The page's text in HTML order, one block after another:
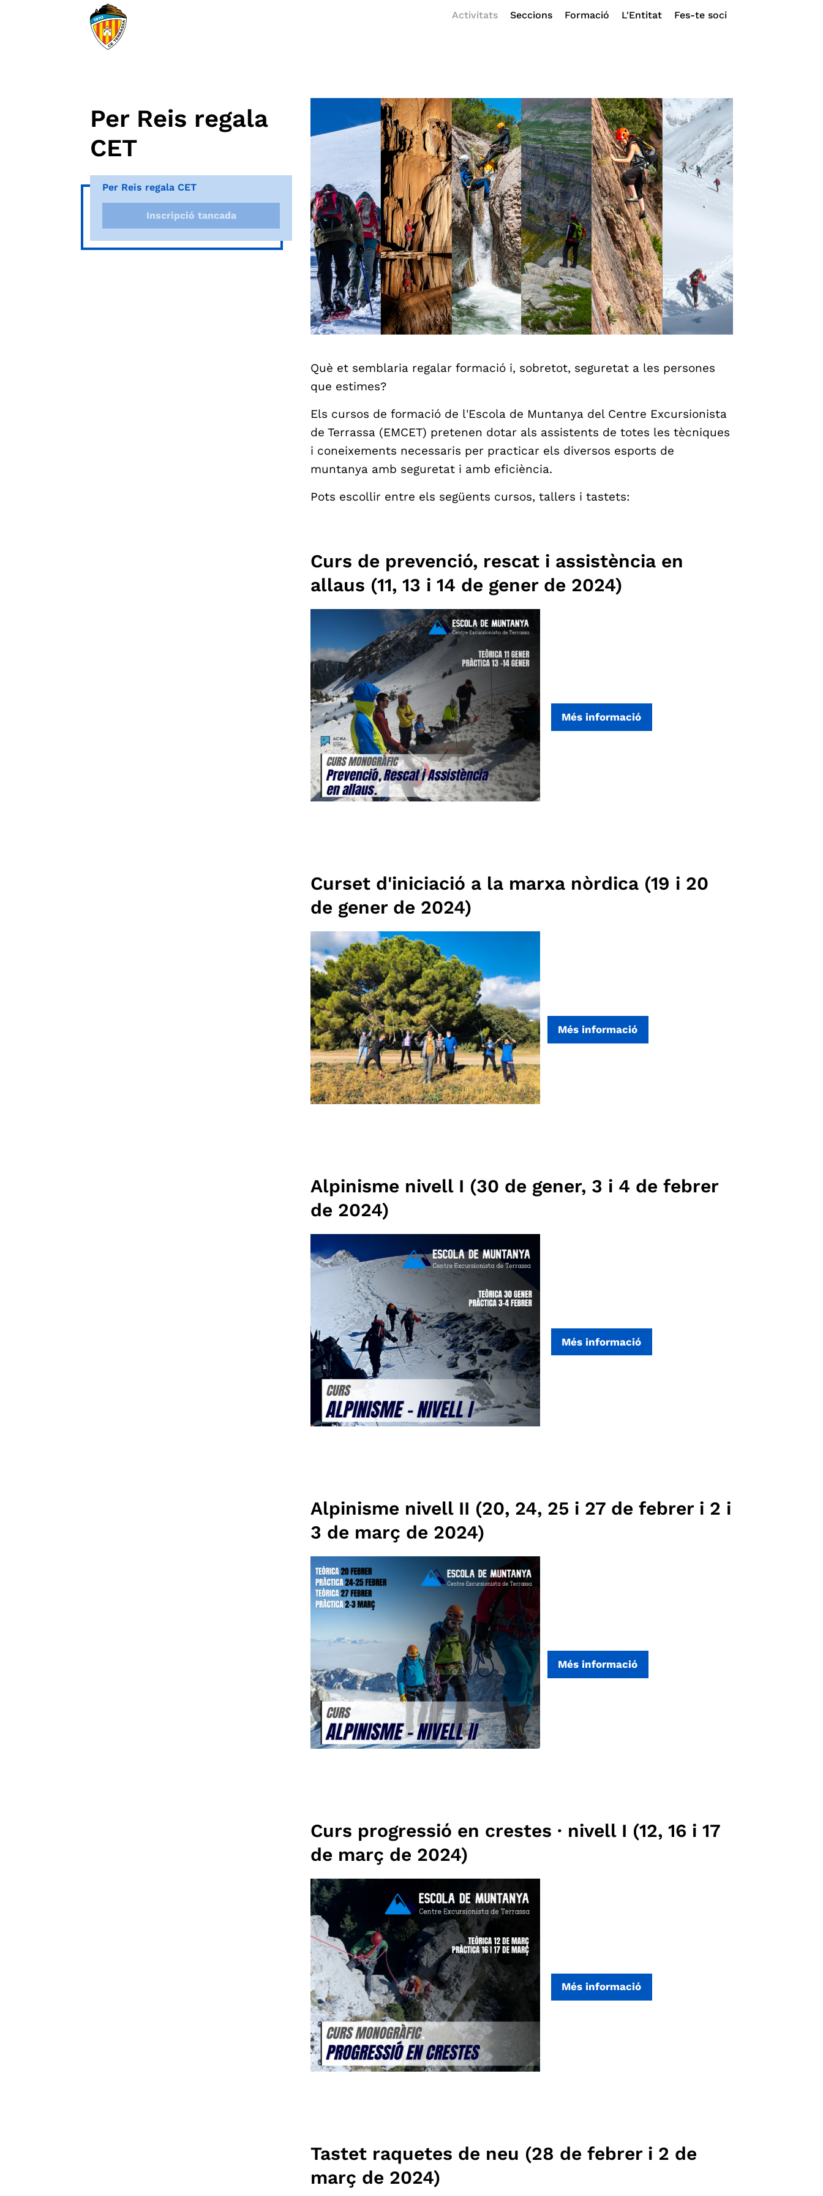
Activitats Seccions Formació L'Entitat Fes-te soci
Per Reis regala
CET
Per Reis regala CET
Inscripció tancada
Què et semblaria regalar formació i, sobretot, seguretat a les persones
que estimes?
Els cursos de formació de l'Escola de Muntanya del Centre Excursionista
de Terrassa (EMCET) pretenen dotar als assistents de totes les tècniques
i coneixements necessaris per practicar els diversos esports de
muntanya amb seguretat i amb eficiència.
Pots escollir entre els següents cursos, tallers i tastets:
Curs de prevenció, rescat i assistència en
allaus (11, 13 i 14 de gener de 2024)
Més informació
Curset d'iniciació a la marxa nòrdica (19 i 20
de gener de 2024)
Més informació
Alpinisme nivell I (30 de gener, 3 i 4 de febrer
de 2024)
Més informació
Alpinisme nivell II (20, 24, 25 i 27 de febrer i 2 i
3 de març de 2024)
Més informació
Curs progressió en crestes · nivell I (12, 16 i 17
de març de 2024)
Més informació
Tastet raquetes de neu (28 de febrer i 2 de
març de 2024)